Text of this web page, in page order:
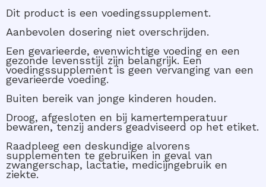
Dit product is een voedingssupplement.
Aanbevolen dosering niet overschrijden.
Een gevarieerde, evenwichtige voeding en een
gezonde levensstijl zijn belangrijk. Een
voedingssupplement is geen vervanging van een
gevarieerde voeding.
Buiten bereik van jonge kinderen houden.
Droog, afgesloten en bij kamertemperatuur
bewaren, tenzij anders geadviseerd op het etiket.
Raadpleeg een deskundige alvorens
supplementen te gebruiken in geval van
zwangerschap, lactatie, medicijngebruik en
ziekte.